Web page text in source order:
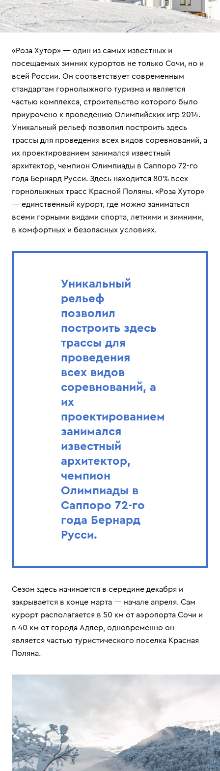
«Роза Хутор» — один из самых известных и
посещаемых зимних курортов не только Сочи, но и
всей России. Он соответствует современным
стандартам горнолыжного туризма и является
частью комплекса, строительство которого было
приурочено к проведению Олимпийских игр 2014.
Уникальный рельеф позволил построить здесь
трассы для проведения всех видов соревнований, а
их проектированием занимался известный
архитектор, чемпион Олимпиады в Саппоро 72-го
года Бернард Русси. Здесь находится 80% всех
горнолыжных трасс Красной Поляны. «Роза Хутор»
— единственный курорт, где можно заниматься
всеми горными видами спорта, летними и зимними,
в комфортных и безопасных условиях.
Уникальный
рельеф
позволил
построить здесь
трассы для
проведения
всех видов
соревнований, а
их
проектированием
занимался
известный
архитектор,
чемпион
Олимпиады в
Саппоро 72-го
года Бернард
Русси.
Сезон здесь начинается в середине декабря и
закрывается в конце марта — начале апреля. Сам
курорт располагается в 50 км от аэропорта Сочи и
в 40 км от города Адлер, одновременно он
является частью туристического поселка Красная
Поляна.